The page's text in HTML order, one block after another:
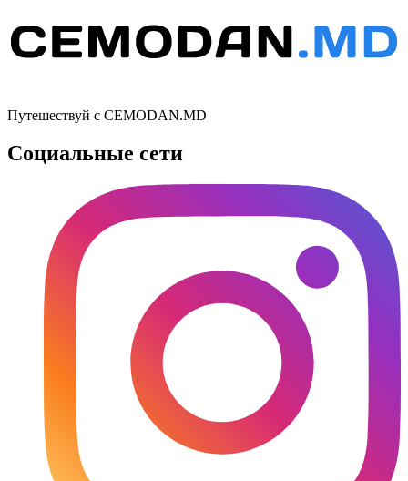
Путешествуй с CEMODAN.MD
Социальные сети